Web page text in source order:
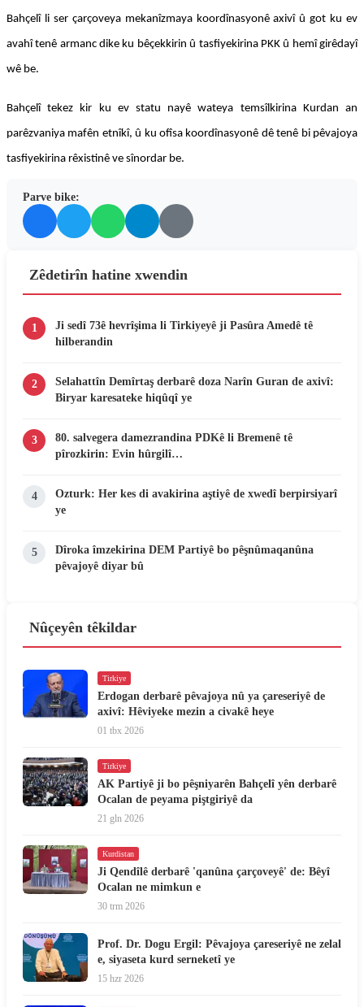
Bahçelî li ser çarçoveya mekanîzmaya koordînasyonê axivî û got ku ev
avahî tenê armanc dike ku bêçekkirin û tasfiyekirina PKK û hemî girêdayî
wê be.
Bahçelî tekez kir ku ev statu nayê wateya temsîlkirina Kurdan an
parêzvaniya mafên etnîkî, û ku ofîsa koordînasyonê dê tenê bi pêvajoya
tasfiyekirina rêxistinê ve sînordar be.
Parve bike:
Zêdetirîn hatine xwendin
1
Ji sedî 73ê hevrîşima li Tirkiyeyê ji Pasûra Amedê tê
hilberandin
2
Selahattîn Demîrtaş derbarê doza Narîn Guran de axivî:
Biryar karesateke hiqûqî ye
3
80. salvegera damezrandina PDKê li Bremenê tê
pîrozkirin: Evin hûrgilî…
4
Ozturk: Her kes di avakirina aştiyê de xwedî berpirsiyarî
ye
5
Dîroka îmzekirina DEM Partiyê bo pêşnûmaqanûna
pêvajoyê diyar bû
Nûçeyên têkildar
Tirkiye
Erdogan derbarê pêvajoya nû ya çareseriyê de
axivî: Hêviyeke mezin a civakê heye
01 tbx 2026
Tirkiye
AK Partiyê ji bo pêşniyarên Bahçelî yên derbarê
Ocalan de peyama piştgiriyê da
21 gln 2026
Kurdistan
Ji Qendîlê derbarê 'qanûna çarçoveyê' de: Bêyî
Ocalan ne mimkun e
30 trm 2026
Prof. Dr. Dogu Ergil: Pêvajoya çareseriyê ne zelal
e, siyaseta kurd serneketî ye
15 hzr 2026